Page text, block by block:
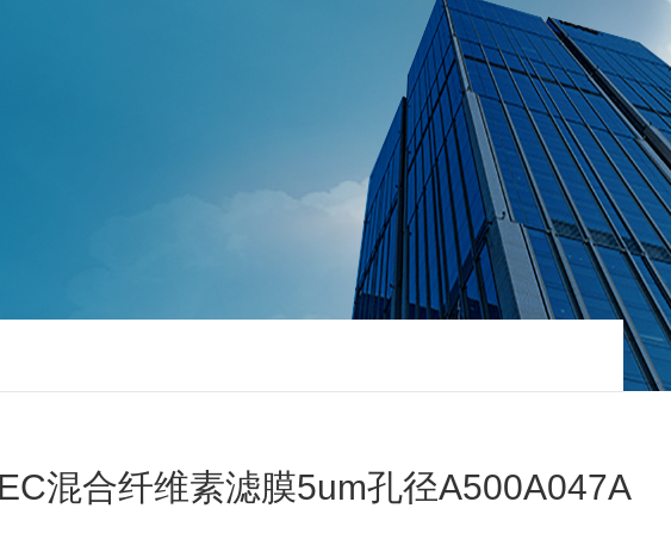
混合纤维素滤膜5um孔径A500A047A